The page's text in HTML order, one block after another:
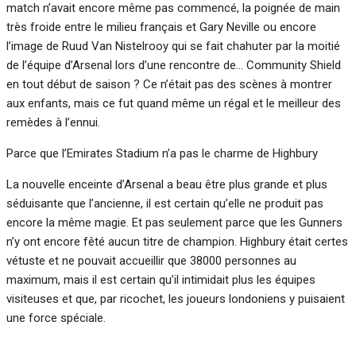
match n’avait encore même pas commencé, la poignée de main
très froide entre le milieu français et Gary Neville ou encore
l’image de Ruud Van Nistelrooy qui se fait chahuter par la moitié
de l’équipe d’Arsenal lors d’une rencontre de… Community Shield
en tout début de saison ? Ce n’était pas des scènes à montrer
aux enfants, mais ce fut quand même un régal et le meilleur des
remèdes à l’ennui.
Parce que l’Emirates Stadium n’a pas le charme de Highbury
La nouvelle enceinte d’Arsenal a beau être plus grande et plus
séduisante que l’ancienne, il est certain qu’elle ne produit pas
encore la même magie. Et pas seulement parce que les Gunners
n’y ont encore fêté aucun titre de champion. Highbury était certes
vétuste et ne pouvait accueillir que 38000 personnes au
maximum, mais il est certain qu’il intimidait plus les équipes
visiteuses et que, par ricochet, les joueurs londoniens y puisaient
une force spéciale.